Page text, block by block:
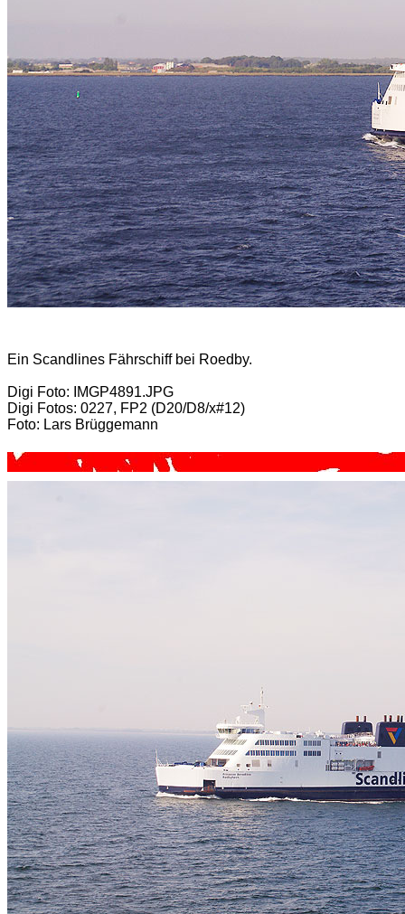
Ein Scandlines Fährschiff bei Roedby.
Digi Foto: IMGP4891.JPG
Digi Fotos: 0227, FP2 (D20/D8/x#12)
Foto: Lars Brüggemann